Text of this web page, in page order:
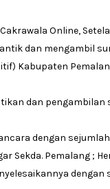
Online,
dan mengambil
Kabupaten
dan pengambilan
dengan
Sekda. Pemalang ;
dengan